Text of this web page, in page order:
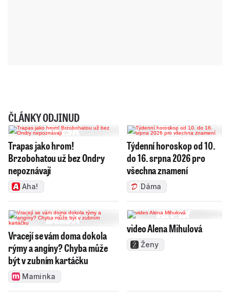
ČLÁNKY ODJINUD
Trapas jako hrom!
Brzobohatou už bez Ondry
nepoznávají
Aha!
Týdenní horoskop od 10.
do 16. srpna 2026 pro
všechna znamení
Dáma
Vracejí se vám doma dokola
rýmy a angíny? Chyba může
být v zubním kartáčku
Maminka
video Alena Mihulová
Ženy